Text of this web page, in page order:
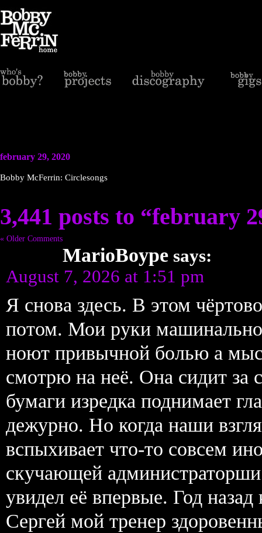
february 29, 2020
Bobby McFerrin: Circlesongs
3,441 posts to “february
« Older Comments
MarioBoype says:
August 7, 2026 at 1:51 pm
Я снова здесь. В этом
потом. Мои руки
ноют привычной болью а
смотрю на неё. Она сидит за
бумаги изредка поднимает
дежурно. Но когда наши
вспыхивает что-то совсем
скучающей
увидел её впервые. Год
Сергей мой тренер